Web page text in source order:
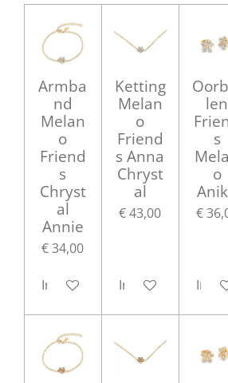
Armba
nd
Melan
o
Friend
s
Chryst
al
Annie
€ 34,00
In winkelwagen
Ketting
Melan
o
Friend
s Anna
Chryst
al
€ 43,00
In winkelwagen
len
s
o
€
In